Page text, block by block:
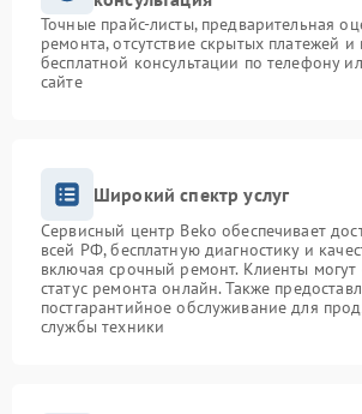
Точные прайс-листы, предварительная
ремонта, отсутствие скрытых платежей и
бесплатной консультации по телефону
сайте
Широкий спектр услуг
Сервисный центр Beko обеспечивает
всей РФ, бесплатную диагностику и
включая срочный ремонт. Клиенты могут
статус ремонта онлайн. Также
постгарантийное обслуживание для
службы техники